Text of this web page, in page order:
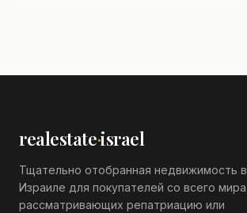
realestate·israel
Тщательно отобранная недвижимость в
Израиле для покупателей со всего мира,
рассматривающих репатриацию или